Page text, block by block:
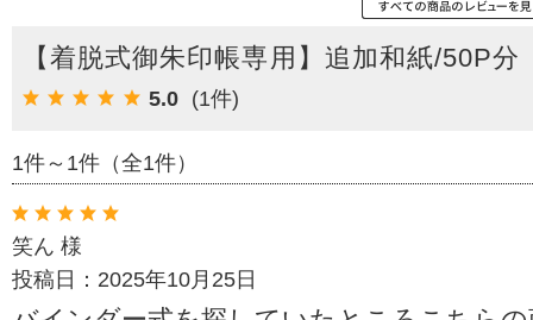
【着脱式御朱印帳専用】追加和紙/50P分
5.0 (1件)
1件～1件（全1件）
笑ん 様
投稿日：2025年10月25日